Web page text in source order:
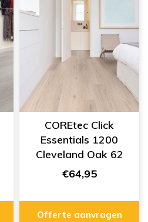
COREtec Click
Essentials 1200
Cleveland Oak 62
50 LVPE 1462
€64,95
Offerte aanvragen